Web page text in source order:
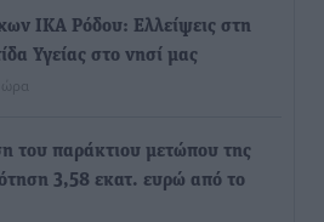
ΙΚΑ Ρόδου: Ελλείψεις στη
Υγείας στο νησί μας
ώρα
του παράκτιου μετώπου της
3,58 εκατ. ευρώ από το